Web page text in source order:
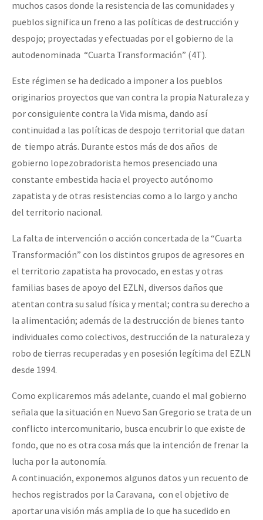
muchos casos donde la resistencia de las comunidades y
pueblos significa un freno a las políticas de destrucción y
despojo; proyectadas y efectuadas por el gobierno de la
autodenominada “Cuarta Transformación” (4T).
Este régimen se ha dedicado a imponer a los pueblos
originarios proyectos que van contra la propia Naturaleza y
por consiguiente contra la Vida misma, dando así
continuidad a las políticas de despojo territorial que datan
de tiempo atrás. Durante estos más de dos años de
gobierno lopezobradorista hemos presenciado una
constante embestida hacia el proyecto autónomo
zapatista y de otras resistencias como a lo largo y ancho
del territorio nacional.
La falta de intervención o acción concertada de la “Cuarta
Transformación” con los distintos grupos de agresores en
el territorio zapatista ha provocado, en estas y otras
familias bases de apoyo del EZLN, diversos daños que
atentan contra su salud física y mental; contra su derecho a
la alimentación; además de la destrucción de bienes tanto
individuales como colectivos, destrucción de la naturaleza y
robo de tierras recuperadas y en posesión legítima del EZLN
desde 1994.
Como explicaremos más adelante, cuando el mal gobierno
señala que la situación en Nuevo San Gregorio se trata de un
conflicto intercomunitario, busca encubrir lo que existe de
fondo, que no es otra cosa más que la intención de frenar la
lucha por la autonomía.
A continuación, exponemos algunos datos y un recuento de
hechos registrados por la Caravana, con el objetivo de
aportar una visión más amplia de lo que ha sucedido en